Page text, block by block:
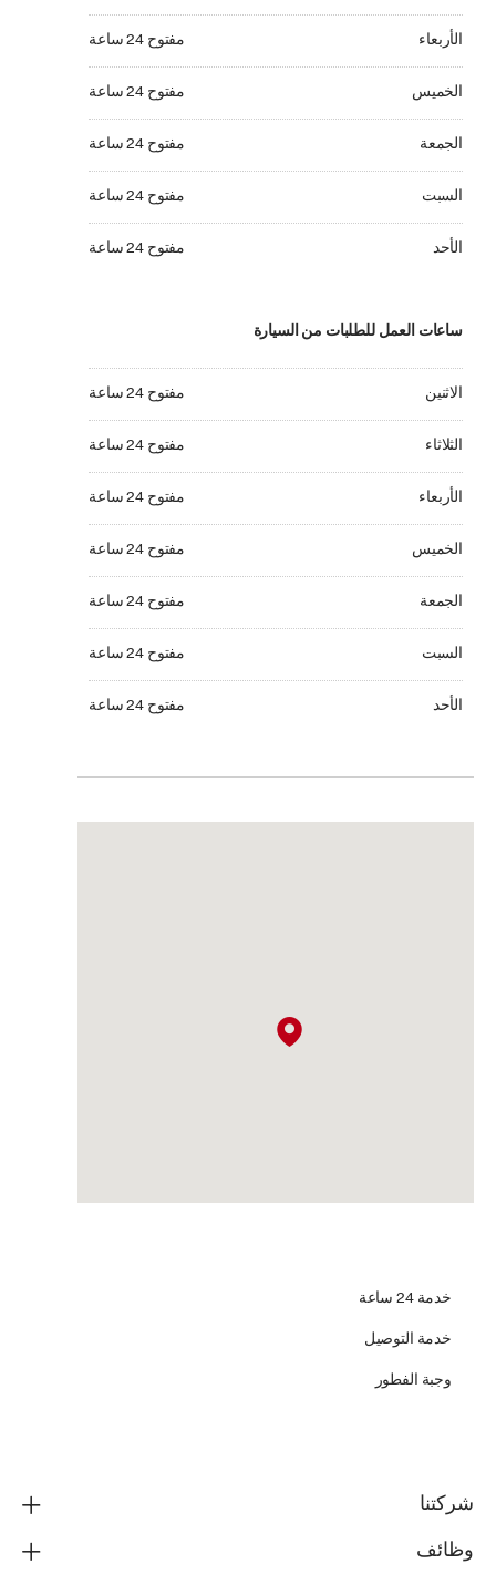
الأربعاء مفتوح 24 ساعة
الأربعاء مفتوح 24 ساعة
الخميس مفتوح 24 ساعة
الجمعة مفتوح 24 ساعة
السبت مفتوح 24 ساعة
الأحد مفتوح 24 ساعة
الأحد مفتوح 24 ساعة
ساعات العمل للطلبات من السيارة
الاثنين مفتوح 24 ساعة
الثلاثاء مفتوح 24 ساعة
الأربعاء مفتوح 24 ساعة
الأربعاء مفتوح 24 ساعة
الخميس مفتوح 24 ساعة
الجمعة مفتوح 24 ساعة
السبت مفتوح 24 ساعة
الأحد مفتوح 24 ساعة
الأحد مفتوح 24 ساعة
خدمة 24 ساعة
خدمة التوصيل
وجبة الفطور
شركتنا
وظائف